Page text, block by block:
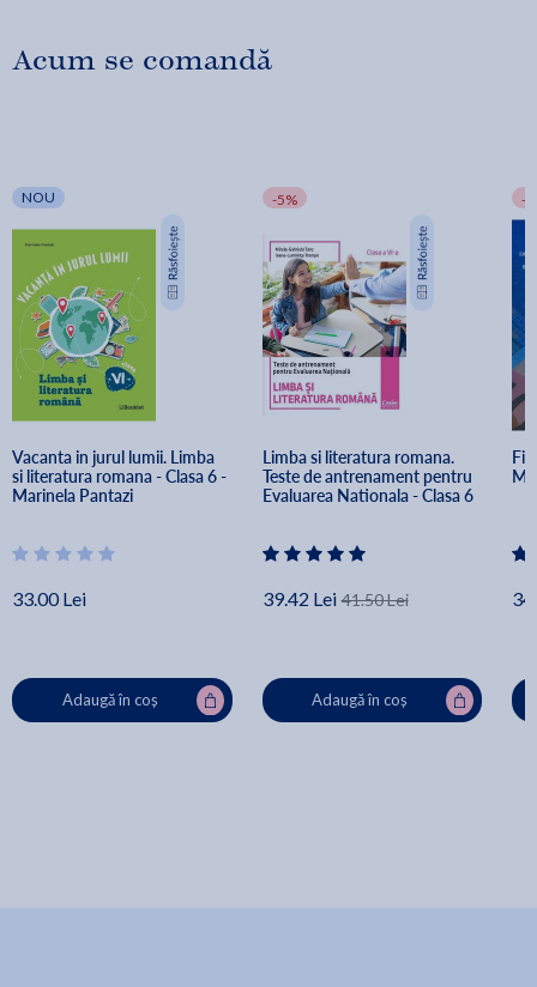
Acum se comandă
NOU
Vacanta in jurul lumii. Limba
si literatura romana - Clasa 6 -
Marinela Pantazi
33.00 Lei
Adaugă în coș
-5%
Limba si literatura romana.
Teste de antrenament pentru
Evaluarea Nationala - Clasa 6
39.42 Lei 41.50 Lei
Adaugă în coș
-